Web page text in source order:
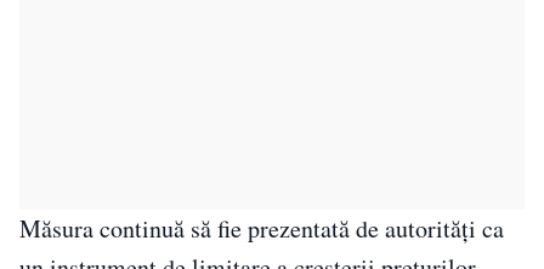
Măsura continuă să fie prezentată de autorități ca